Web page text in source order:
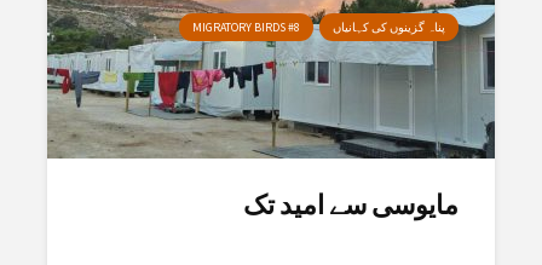
پناہ گزینوں کی کہانیاں MIGRATORY BIRDS #8
مایوسی سے امید تک